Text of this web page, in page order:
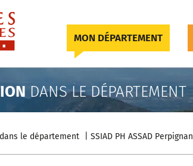
MON DÉPARTEMENT
DANS LE DÉPARTEMENT
le département SSIAD PH ASSAD Perpignan